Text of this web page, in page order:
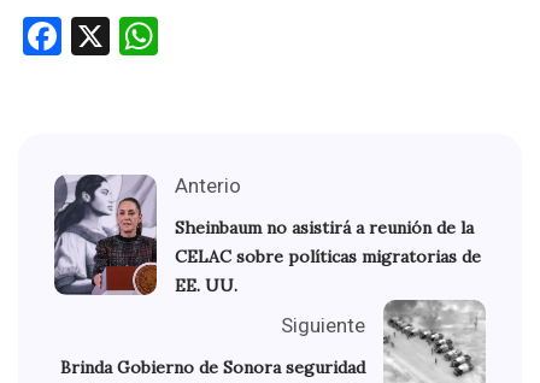
Facebook
X
Anterio
Sheinbaum no asistirá a reunión de la
CELAC sobre políticas migratorias de
EE. UU.
Siguiente
Brinda Gobierno de Sonora seguridad